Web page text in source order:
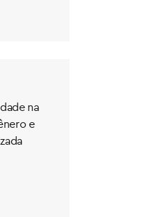
na
e